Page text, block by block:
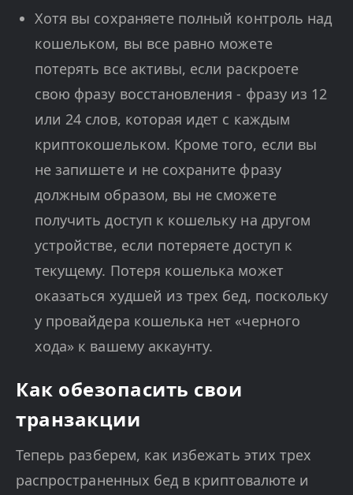
Хотя вы сохраняете полный контроль над
кошельком, вы все равно можете
потерять все активы, если раскроете
свою фразу восстановления - фразу из 12
или 24 слов, которая идет с каждым
криптокошельком. Кроме того, если вы
не запишете и не сохраните фразу
должным образом, вы не сможете
получить доступ к кошельку на другом
устройстве, если потеряете доступ к
текущему. Потеря кошелька может
оказаться худшей из трех бед, поскольку
у провайдера кошелька нет «черного
хода» к вашему аккаунту.
Как обезопасить свои
транзакции
Теперь разберем, как избежать этих трех
распространенных бед в криптовалюте и